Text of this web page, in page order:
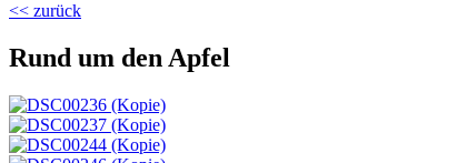
<< zurück
Rund um den Apfel